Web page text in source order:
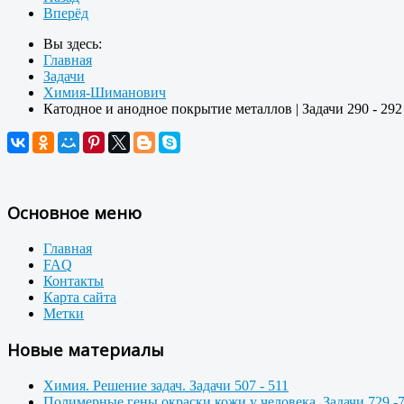
Вперёд
Вы здесь:
Главная
Задачи
Химия-Шиманович
Катодное и анодное покрытие металлов | Задачи 290 - 292
Основное меню
Главная
FAQ
Контакты
Карта сайта
Метки
Новые материалы
Химия. Решение задач. Задачи 507 - 511